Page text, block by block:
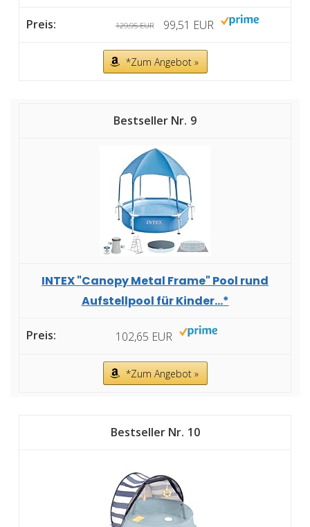
129,95 EUR 99,51 EUR
*Zum Angebot »
9
INTEX "Canopy Metal Frame" Pool rund
Aufstellpool für Kinder...*
102,65 EUR
*Zum Angebot »
10